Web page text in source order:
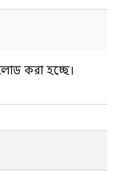
করা হচ্ছে।